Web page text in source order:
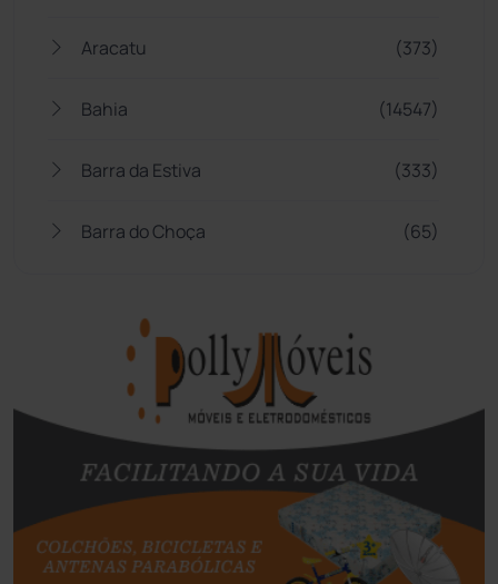
Aracatu (373)
Bahia (14547)
Barra da Estiva (333)
Barra do Choça (65)
Bom Jesus da Lapa
Boquira
Botuporã (73)
Brasil (7681)